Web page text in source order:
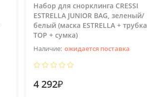
Набор для снорклинга CRESSI
ESTRELLA JUNIOR BAG, зеленый/
белый (маска ESTRELLA + трубка
TOP + сумка)
ожидается поставка
4 292₽